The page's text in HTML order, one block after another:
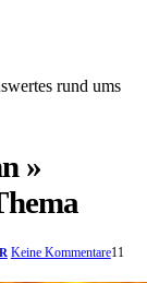
rund ums
»
Keine Kommentare11